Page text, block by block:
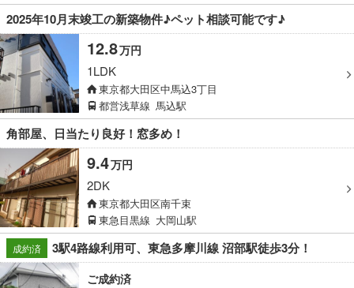
2025年10月末竣工の新築物件♪ペット相談可能です♪
12.8万円
1LDK
東京都大田区中馬込3丁目
都営浅草線 馬込駅
角部屋、日当たり良好！窓多め！
9.4万円
2DK
東京都大田区南千束
東急目黒線 大岡山駅
成約済 3駅4路線利用可、東急多摩川線 沼部駅徒歩3分！
ご成約済